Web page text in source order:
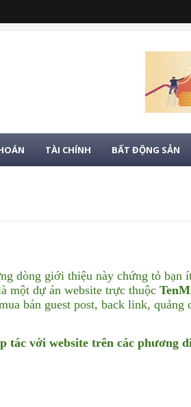
TÀI CHÍNH BẤT ĐỘNG SẢN
dòng giới thiệu này chứng tỏ bạn
một dự án website trực thuộc
bán guest post, back link, quảng
tác với website trên các phương